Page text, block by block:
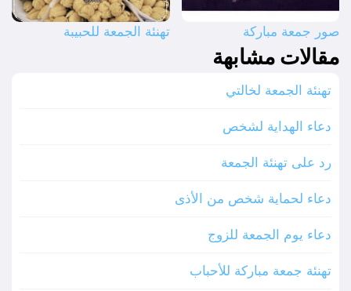
صور جمعة مباركة تهنئة الجمعة للحبيبة
مقالات مشابهة
تهنئة الجمعة لخالتي
دعاء الهداية لشخص
رد على تهنئة الجمعة
دعاء لحماية شخص من الأذى
دعاء يوم الجمعة للزوج
تهنئة جمعة مباركة للأحباب